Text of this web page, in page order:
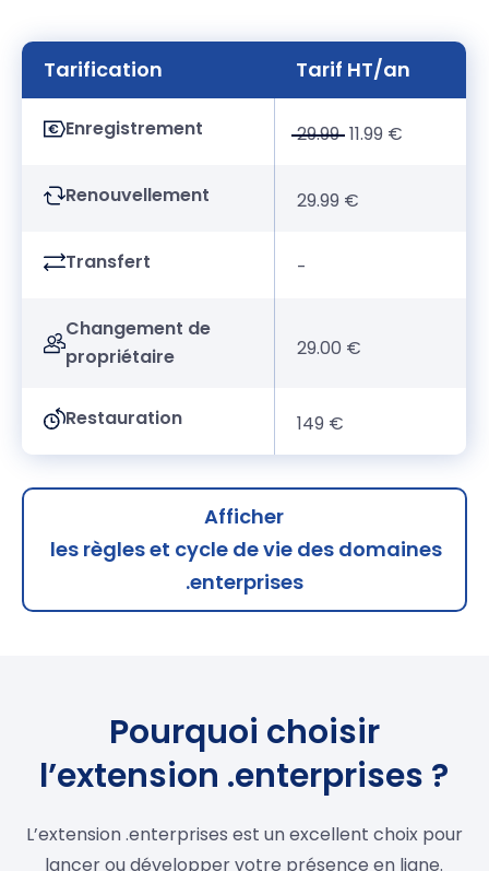
Tarification Tarif HT/an
Enregistrement 29.99 11.99 €
Renouvellement 29.99 €
Transfert -
Changement de
propriétaire
29.00 €
Restauration 149 €
Afficher
les règles et cycle de vie des domaines
.enterprises
Pourquoi choisir
l’extension .enterprises ?
L’extension .enterprises est un excellent choix pour
lancer ou développer votre présence en ligne.